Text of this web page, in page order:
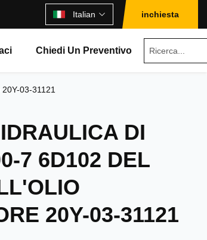
Italian inchiesta
Chiedi Un Preventivo
03-31121
DI
7 6D102 DEL
20Y-03-31121